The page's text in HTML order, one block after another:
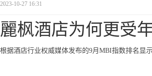
2023-10-27 16:31
麗枫酒店为何更受
根据酒店行业权威媒体发布的9月MBI指数排名显